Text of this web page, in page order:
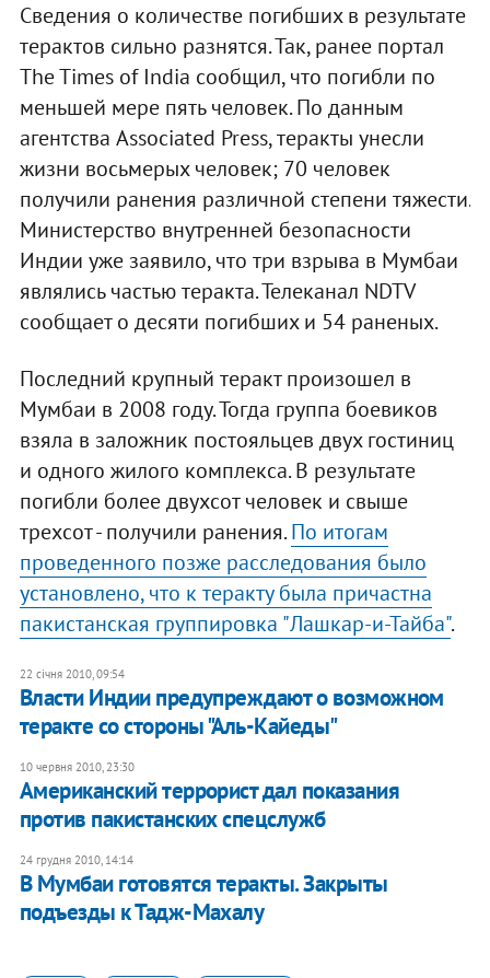
Сведения о количестве погибших в результате
терактов сильно разнятся. Так, ранее портал
The Times of India сообщил, что погибли по
меньшей мере пять человек. По данным
агентства Associated Press, теракты унесли
жизни восьмерых человек; 70 человек
получили ранения различной степени тяжести.
Министерство внутренней безопасности
Индии уже заявило, что три взрыва в Мумбаи
являлись частью теракта. Телеканал NDTV
сообщает о десяти погибших и 54 раненых.
Последний крупный теракт произошел в
Мумбаи в 2008 году. Тогда группа боевиков
взяла в заложник постояльцев двух гостиниц
и одного жилого комплекса. В результате
погибли более двухсот человек и свыше
трехсот - получили ранения.По итогам
проведенного позже расследования было
установлено, что к теракту была причастна
пакистанская группировка "Лашкар-и-Тайба".
22 січня 2010, 09:54
Власти Индии предупреждают о возможном
теракте со стороны "Аль-Кайеды"
10 червня 2010, 23:30
Американский террорист дал показания
против пакистанских спецслужб
24 грудня 2010, 14:14
В Мумбаи готовятся теракты. Закрыты
подъезды к Тадж-Махалу